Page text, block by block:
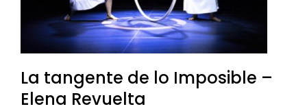
La tangente de lo Imposible –
Elena Revuelta